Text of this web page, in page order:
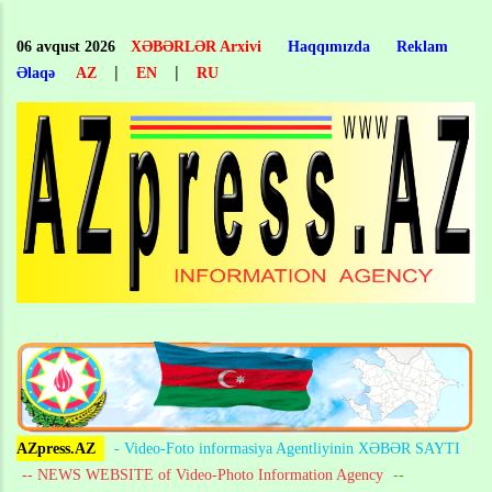
main
content
06 avqust 2026 XƏBƏRLƏR Arxivi Haqqımızda
Reklam
Əlaqə
AZ | EN | RU
AZpress.AZ
- Video-Foto informasiya Agentliyinin XƏBƏR SAYTI
-- NEWS WEBSITE of Video-Photo Information Agency --